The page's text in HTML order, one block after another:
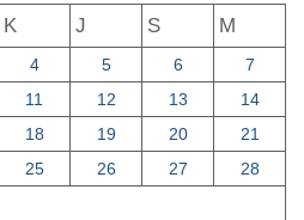
K J S M
4 5 6
7
11 12 13
14
18 19 20
21
25 26 27
28